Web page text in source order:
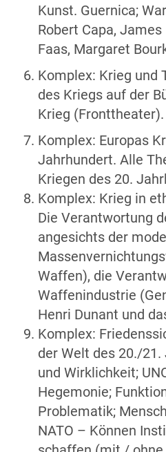
Kunst. Guernica;
Robert Capa,
Faas, Margaret
Komplex: Krieg und
des Kriegs auf der
Krieg (Fronttheater).
Komplex: Europas
Jahrhundert. Alle
Kriegen des 20.
Komplex: Krieg in
Die Verantwortung
angesichts der
Waffen), die
Waffenindustrie
Henri Dunant und
Komplex:
der Welt des 20./
und Wirklichkeit;
Hegemonie;
Problematik;
NATO – Können